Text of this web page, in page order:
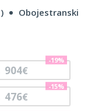
Obojestranski
476€
-15%
904€
-19%